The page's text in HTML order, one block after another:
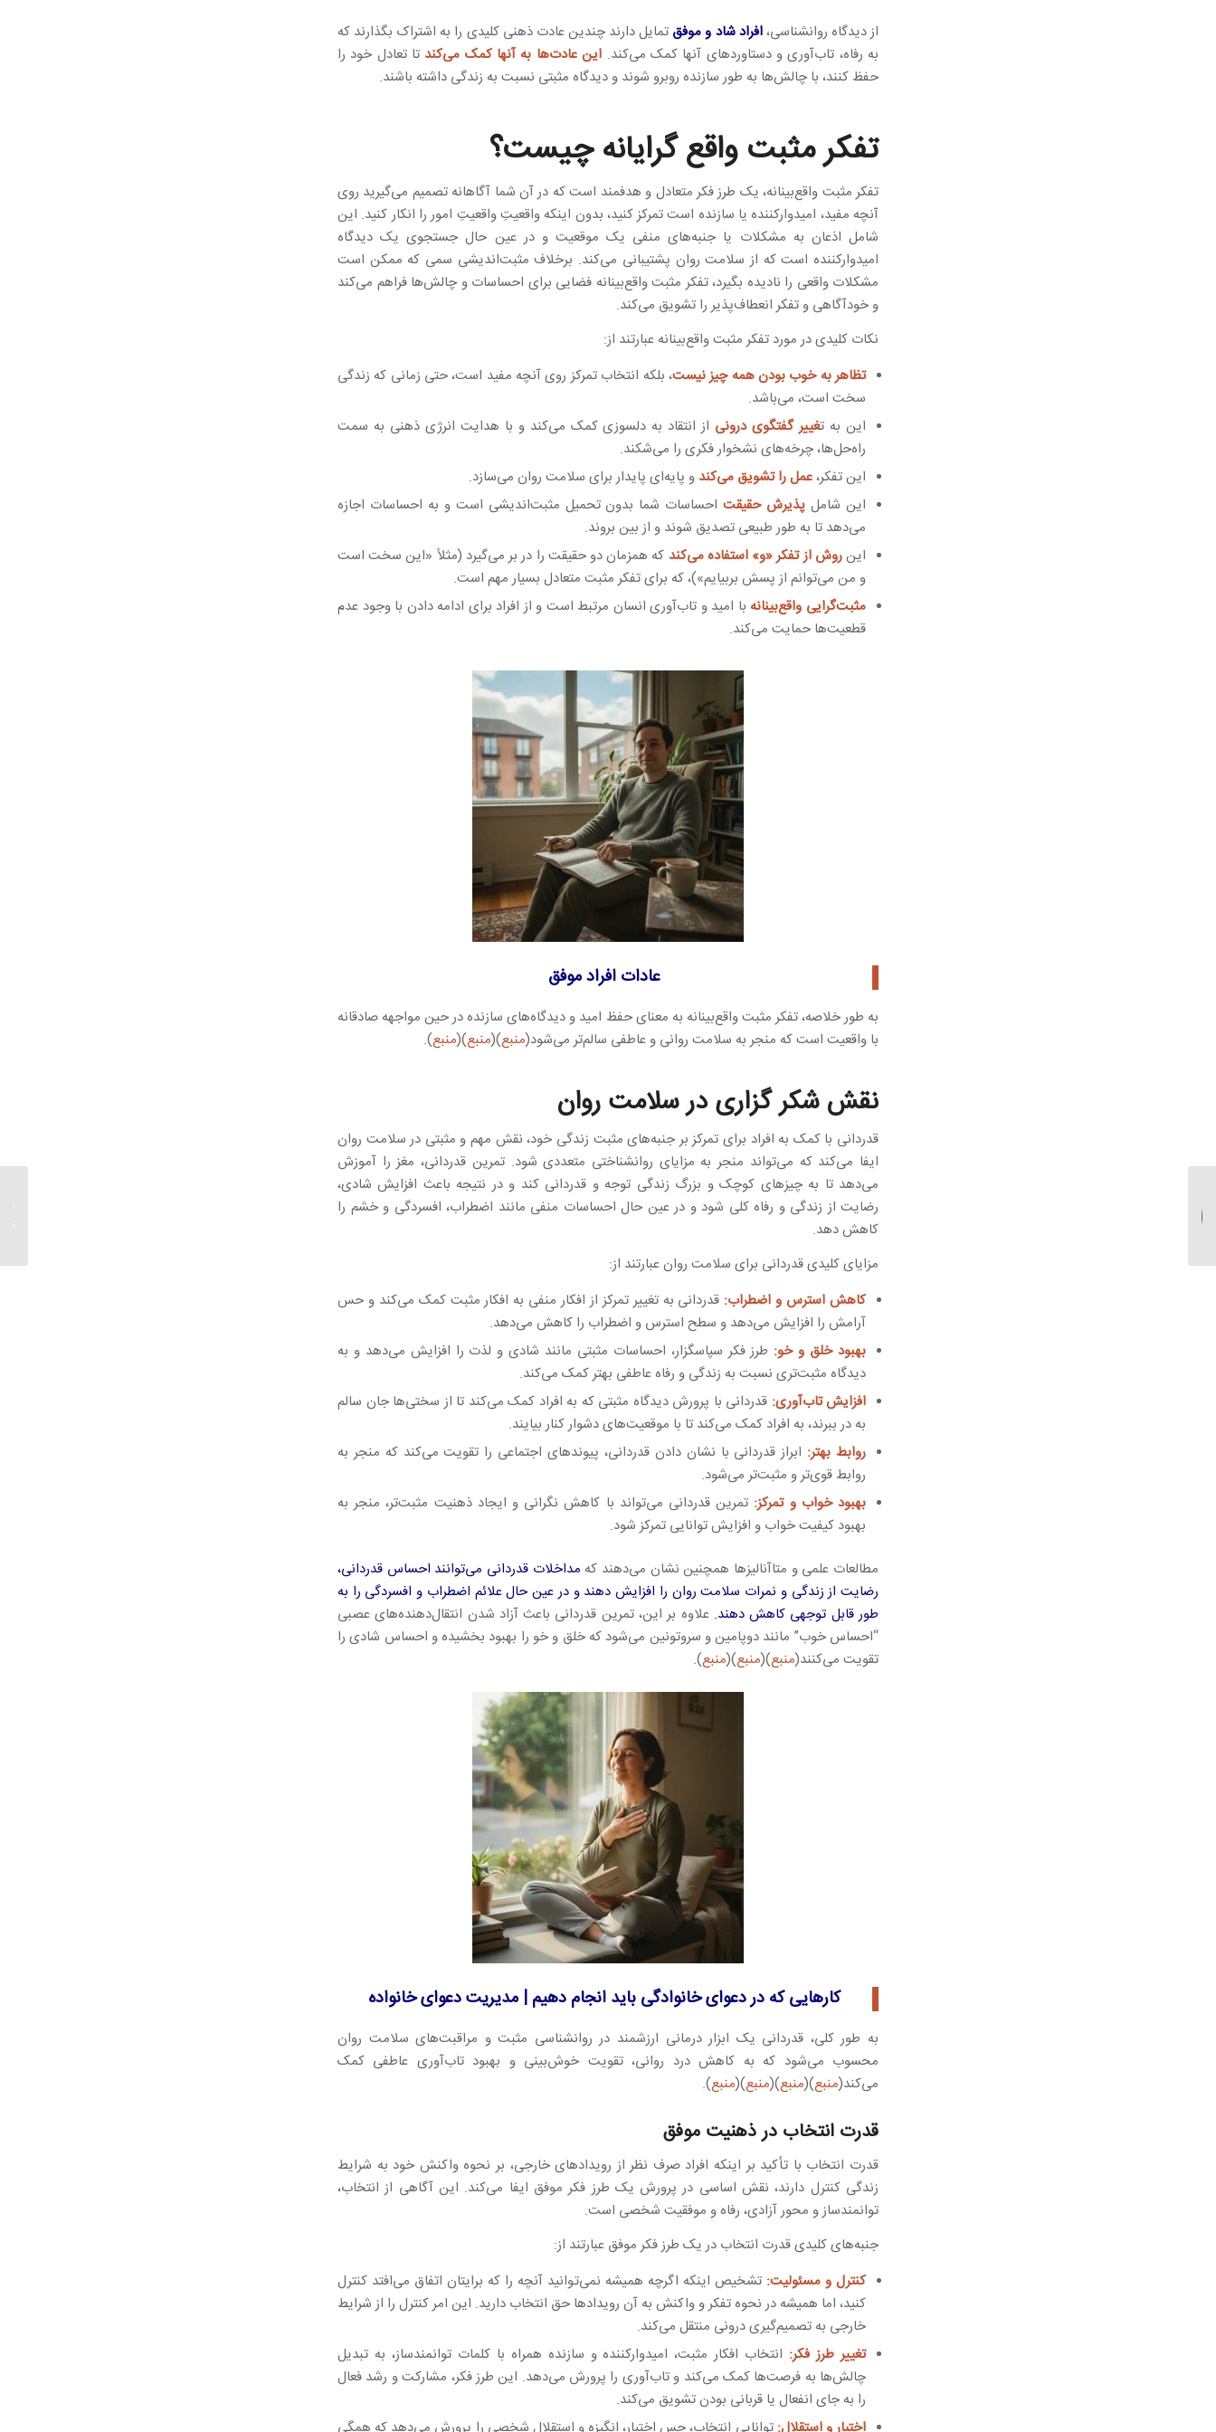
از دیدگاه روانشناسی،افراد شاد و موفق تمایل دارند چندین عادت ذهنی کلیدی را به اشتراک بگذارند که
به رفاه، تاب‌آوری و دستاوردهای آنها کمک می‌کند. این عادت‌ها به آنها کمک می‌کند تا تعادل خود را
حفظ کنند، با چالش‌ها به طور سازنده روبرو شوند و دیدگاه مثبتی نسبت به زندگی داشته باشند.
تفکر مثبت واقع گرایانه چیست؟
تفکر مثبت واقع‌بینانه، یک طرز فکر متعادل و هدفمند است که در آن شما آگاهانه تصمیم می‌گیرید روی
آنچه مفید، امیدوارکننده یا سازنده است تمرکز کنید، بدون اینکه واقعیتِ واقعیتِ امور را انکار کنید. این
شامل اذعان به مشکلات یا جنبه‌های منفی یک موقعیت و در عین حال جستجوی یک دیدگاه
امیدوارکننده است که از سلامت روان پشتیبانی می‌کند. برخلاف مثبت‌اندیشی سمی که ممکن است
مشکلات واقعی را نادیده بگیرد، تفکر مثبت واقع‌بینانه فضایی برای احساسات و چالش‌ها فراهم می‌کند
و خودآگاهی و تفکر انعطاف‌پذیر را تشویق می‌کند.
نکات کلیدی در مورد تفکر مثبت واقع‌بینانه عبارتند از:
تظاهر به خوب بودن همه چیز نیست، بلکه انتخاب تمرکز روی آنچه مفید است، حتی زمانی که زندگی
سخت است، می‌باشد.
این به تغییر گفتگوی درونی از انتقاد به دلسوزی کمک می‌کند و با هدایت انرژی ذهنی به سمت
راه‌حل‌ها، چرخه‌های نشخوار فکری را می‌شکند.
این تفکر،عمل را تشویق می‌کند و پایه‌ای پایدار برای سلامت روان می‌سازد.
این شامل پذیرش حقیقتاحساسات شما بدون تحمیل مثبت‌اندیشی است و به احساسات اجازه
می‌دهد تا به طور طبیعی تصدیق شوند و از بین بروند.
اینروش از تفکر «و» استفاده می‌کند که همزمان دو حقیقت را در بر می‌گیرد (مثلاً «این سخت است
و من می‌توانم از پسش بربیایم»)، که برای تفکر مثبت متعادل بسیار مهم است.
مثبت‌گرایی واقع‌بینانه با امید و تاب‌آوری انسان مرتبط است و از افراد برای ادامه دادن با وجود عدم
قطعیت‌ها حمایت می‌کند.
عادات افراد موفق
به طور خلاصه، تفکر مثبت واقع‌بینانه به معنای حفظ امید و دیدگاه‌های سازنده در حین مواجهه صادقانه
با واقعیت است که منجر به سلامت روانی و عاطفی سالم‌تر می‌شود(منبع)(منبع)(منبع).
نقش شکر گزاری در سلامت روان
قدردانی با کمک به افراد برای تمرکز بر جنبه‌های مثبت زندگی خود، نقش مهم و مثبتی در سلامت روان
ایفا می‌کند که می‌تواند منجر به مزایای روانشناختی متعددی شود. تمرین قدردانی، مغز را آموزش
می‌دهد تا به چیزهای کوچک و بزرگ زندگی توجه و قدردانی کند و در نتیجه باعث افزایش شادی،
رضایت از زندگی و رفاه کلی شود و در عین حال احساسات منفی مانند اضطراب، افسردگی و خشم را
کاهش دهد.
مزایای کلیدی قدردانی برای سلامت روان عبارتند از:
کاهش استرس و اضطراب: قدردانی به تغییر تمرکز از افکار منفی به افکار مثبت کمک می‌کند و حس
آرامش را افزایش می‌دهد و سطح استرس و اضطراب را کاهش می‌دهد.
بهبود خلق و خو: طرز فکر سپاسگزار، احساسات مثبتی مانند شادی و لذت را افزایش می‌دهد و به
دیدگاه مثبت‌تری نسبت به زندگی و رفاه عاطفی بهتر کمک می‌کند.
افزایش تاب‌آوری: قدردانی با پرورش دیدگاه مثبتی که به افراد کمک می‌کند تا از سختی‌ها جان سالم
به در ببرند، به افراد کمک می‌کند تا با موقعیت‌های دشوار کنار بیایند.
روابط بهتر: ابراز قدردانی با نشان دادن قدردانی، پیوندهای اجتماعی را تقویت می‌کند که منجر به
روابط قوی‌تر و مثبت‌تر می‌شود.
بهبود خواب و تمرکز: تمرین قدردانی می‌تواند با کاهش نگرانی و ایجاد ذهنیت مثبت‌تر، منجر به
بهبود کیفیت خواب و افزایش توانایی تمرکز شود.
مطالعات علمی و متاآنالیزها همچنین نشان می‌دهند که مداخلات قدردانی می‌توانند احساس قدردانی،
رضایت از زندگی و نمرات سلامت روان را افزایش دهند و در عین حال علائم اضطراب و افسردگی را به
طور قابل توجهی کاهش دهند. علاوه بر این، تمرین قدردانی باعث آزاد شدن انتقال‌دهنده‌های عصبی
“احساس خوب” مانند دوپامین و سروتونین می‌شود که خلق و خو را بهبود بخشیده و احساس شادی را
تقویت می‌کنند(منبع)(منبع)(منبع).
کارهایی که در دعوای خانوادگی باید انجام دهیم | مدیریت دعوای خانواده
به طور کلی، قدردانی یک ابزار درمانی ارزشمند در روانشناسی مثبت و مراقبت‌های سلامت روان
محسوب می‌شود که به کاهش درد روانی، تقویت خوش‌بینی و بهبود تاب‌آوری عاطفی کمک
می‌کند(منبع)(منبع)(منبع)(منبع).
قدرت انتخاب در ذهنیت موفق
قدرت انتخاب با تأکید بر اینکه افراد صرف نظر از رویدادهای خارجی، بر نحوه واکنش خود به شرایط
زندگی کنترل دارند، نقش اساسی در پرورش یک طرز فکر موفق ایفا می‌کند. این آگاهی از انتخاب،
توانمندساز و محور آزادی، رفاه و موفقیت شخصی است.
جنبه‌های کلیدی قدرت انتخاب در یک طرز فکر موفق عبارتند از:
کنترل و مسئولیت: تشخیص اینکه اگرچه همیشه نمی‌توانید آنچه را که برایتان اتفاق می‌افتد کنترل
کنید، اما همیشه در نحوه تفکر و واکنش به آن رویدادها حق انتخاب دارید. این امر کنترل را از شرایط
خارجی به تصمیم‌گیری درونی منتقل می‌کند.
تغییر طرز فکر: انتخاب افکار مثبت، امیدوارکننده و سازنده همراه با کلمات توانمندساز، به تبدیل
چالش‌ها به فرصت‌ها کمک می‌کند و تاب‌آوری را پرورش می‌دهد. این طرز فکر، مشارکت و رشد فعال
را به جای انفعال یا قربانی بودن تشویق می‌کند.
را